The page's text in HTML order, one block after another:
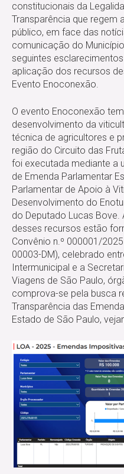
constitucionais da
Transparência que regem
público, em face das
comunicação do
seguintes
aplicação dos recursos
Evento Enoconexão.
O evento Enoconexão
desenvolvimento da
técnica de agricultores e
região do Circuito das
foi executada mediante a
de Emenda Parlamentar
Parlamentar de Apoio à
Desenvolvimento do
do Deputado Lucas
desses recursos estão
Convênio n.º 000001/
00003-DM), celebrado
Intermunicipal e a
Viagens de São Paulo,
comprova-se pela busca
Transparência das
Estado de São Paulo,